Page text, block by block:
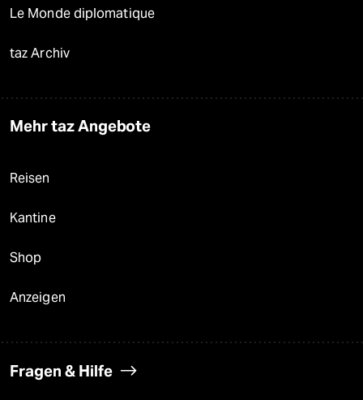
Le Monde diplomatique
taz Archiv
Mehr taz Angebote
Reisen
Kantine
Shop
Anzeigen
Fragen & Hilfe